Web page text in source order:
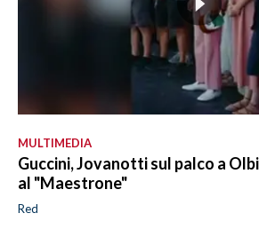
MULTIMEDIA
Guccini, Jovanotti sul palco a
al "Maestrone"
Red